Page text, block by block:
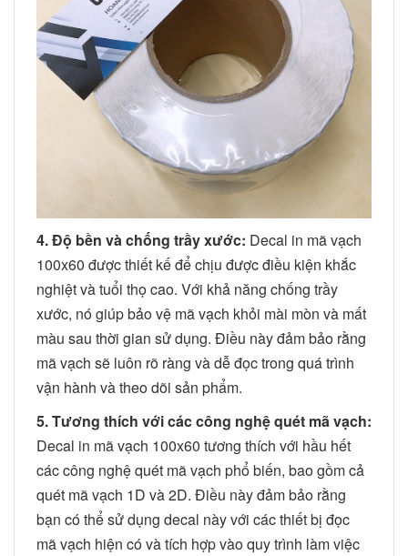
4. Độ bền và chống trầy xước: Decal in mã vạch
100x60 được thiết kế để chịu được điều kiện khắc
nghiệt và tuổi thọ cao. Với khả năng chống trầy
xước, nó giúp bảo vệ mã vạch khỏi mài mòn và mất
màu sau thời gian sử dụng. Điều này đảm bảo rằng
mã vạch sẽ luôn rõ ràng và dễ đọc trong quá trình
vận hành và theo dõi sản phẩm.
5. Tương thích với các công nghệ quét mã vạch:
Decal in mã vạch 100x60 tương thích với hầu hết
các công nghệ quét mã vạch phổ biến, bao gồm cả
quét mã vạch 1D và 2D. Điều này đảm bảo rằng
bạn có thể sử dụng decal này với các thiết bị đọc
mã vạch hiện có và tích hợp vào quy trình làm việc